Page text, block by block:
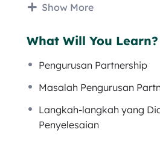
mana pihak kerana nama
pengarah dan pemegang
situasi dimana 2 orang
tindakan boleh diambil
pengarah tersebut
Show More
What Will You Learn?
Pengurusan Partnership
Masalah Pengurusan
Langkah-langkah yang
Penyelesaian